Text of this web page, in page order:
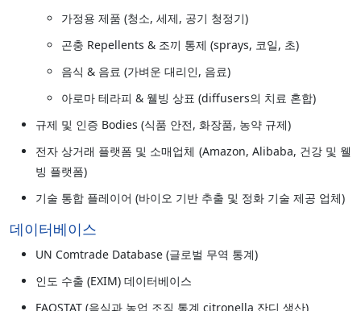
가정용 제품 (청소, 세제, 공기 청정기)
곤충 Repellents & 조끼 통제 (sprays, 코일, 초)
음식 & 음료 (가벼운 대리인, 음료)
아로마 테라피 & 웰빙 상표 (diffusers의 치료 혼합)
규제 및 인증 Bodies (식품 안전, 화장품, 농약 규제)
전자 상거래 플랫폼 및 소매업체 (Amazon, Alibaba, 건강 및 웰
빙 플랫폼)
기술 통합 플레이어 (바이오 기반 추출 및 정화 기술 제공 업체)
데이터베이스
UN Comtrade Database (글로벌 무역 통계)
인도 수출 (EXIM) 데이터베이스
FAOSTAT (음식과 농업 조직 통계 citronella 잔디 생산)